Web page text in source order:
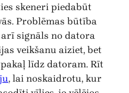
skeneri piedabūt
Problēmas būtība
signāls no datora
veikšanu aiziet, bet
līdz datoram. Rīt
, lai noskaidrotu, kur